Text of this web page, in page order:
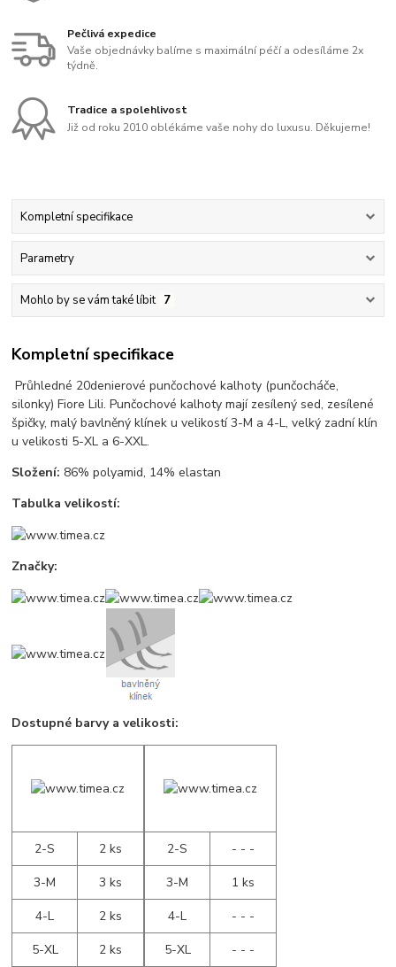
Pečlivá expedice
Vaše objednávky balíme s maximální péčí a odesíláme 2x
týdně.
Tradice a spolehlivost
Již od roku 2010 oblékáme vaše nohy do luxusu. Děkujeme!
Kompletní specifikace
Parametry
Mohlo by se vám také líbit 7
Kompletní specifikace
Průhledné 20denierové punčochové kalhoty (punčocháče,
silonky) Fiore Lili. Punčochové kalhoty mají zesílený sed, zesílené
špičky, malý bavlněný klínek u velikostí 3-M a 4-L, velký zadní klín
u velikosti 5-XL a 6-XXL.
Složení: 86% polyamid, 14% elastan
Tabulka velikostí:
Značky:
Dostupné barvy a velikosti:
2-S
2 ks
3-M
3 ks
4-L
2 ks
5-XL
2 ks
2-S
- - -
3-M
1 ks
4-L
- - -
5-XL
- - -